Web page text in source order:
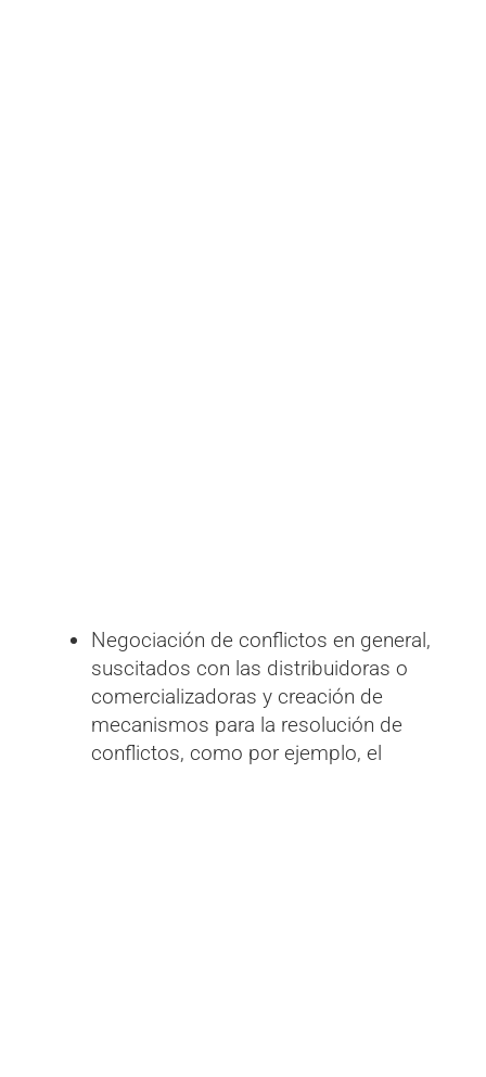
Negociación de conflictos en general,
suscitados con las distribuidoras o
comercializadoras y creación de
mecanismos para la resolución de
conflictos, como por ejemplo, el